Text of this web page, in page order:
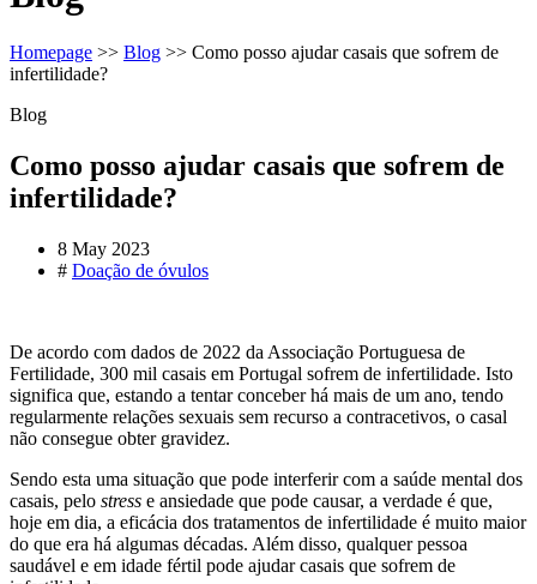
Homepage >> Blog >> Como posso ajudar casais que sofrem de
infertilidade?
Blog
Como posso ajudar casais que sofrem de
infertilidade?
8 May 2023
# Doação de óvulos
De acordo com dados de 2022 da Associação Portuguesa de
Fertilidade, 300 mil casais em Portugal sofrem de infertilidade. Isto
significa que, estando a tentar conceber há mais de um ano, tendo
regularmente relações sexuais sem recurso a contracetivos, o casal
não consegue obter gravidez.
Sendo esta uma situação que pode interferir com a saúde mental dos
casais, pelo stress e ansiedade que pode causar, a verdade é que,
hoje em dia, a eficácia dos tratamentos de infertilidade é muito maior
do que era há algumas décadas. Além disso, qualquer pessoa
saudável e em idade fértil pode ajudar casais que sofrem de